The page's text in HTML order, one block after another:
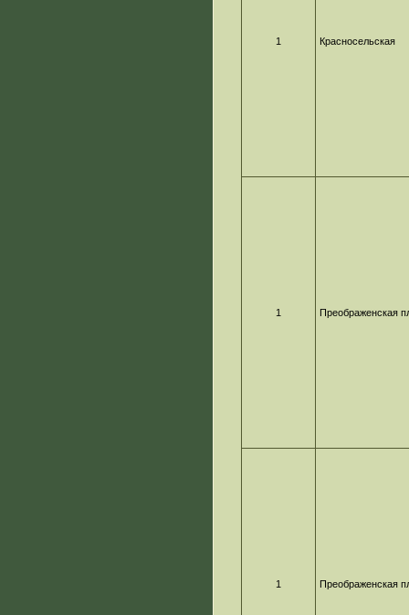
1 Красносельская
1 Преображенская
1 Преображенская